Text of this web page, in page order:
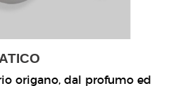
origano, dal profumo ed